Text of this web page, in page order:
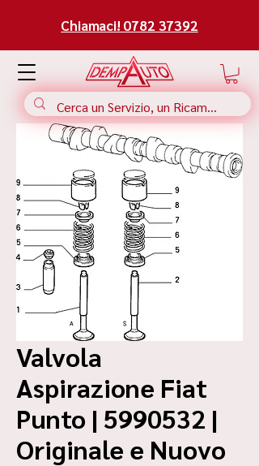
Chiamaci! 0782 37392
Valvola
Aspirazione Fiat
Punto | 5990532 |
Originale e Nuovo